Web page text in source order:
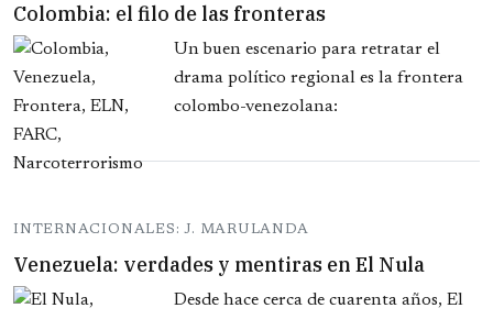
Colombia: el filo de las fronteras
Un buen escenario para retratar el
drama político regional es la frontera
colombo-venezolana:
INTERNACIONALES: J. MARULANDA
Venezuela: verdades y mentiras en El Nula
Desde hace cerca de cuarenta años, El